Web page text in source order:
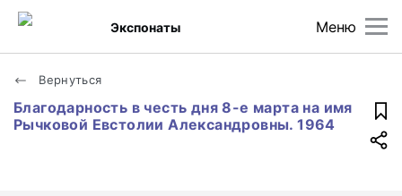
Меню
Экспонаты
Вернуться
Благодарность в честь дня 8-е марта на имя
Рычковой Евстолии Александровны. 1964